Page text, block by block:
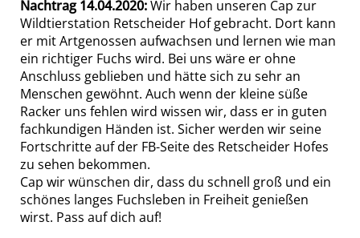
Nachtrag 14.04.2020:Wir haben unseren Cap zur
Wildtierstation Retscheider Hof gebracht. Dort kann
er mit Artgenossen aufwachsen und lernen wie man
ein richtiger Fuchs wird. Bei uns wäre er ohne
Anschluss geblieben und hätte sich zu sehr an
Menschen gewöhnt. Auch wenn der kleine süße
Racker uns fehlen wird wissen wir, dass er in guten
fachkundigen Händen ist. Sicher werden wir seine
Fortschritte auf der FB-Seite des Retscheider Hofes
zu sehen bekommen.
Cap wir wünschen dir, dass du schnell groß und ein
schönes langes Fuchsleben in Freiheit genießen
wirst. Pass auf dich auf!